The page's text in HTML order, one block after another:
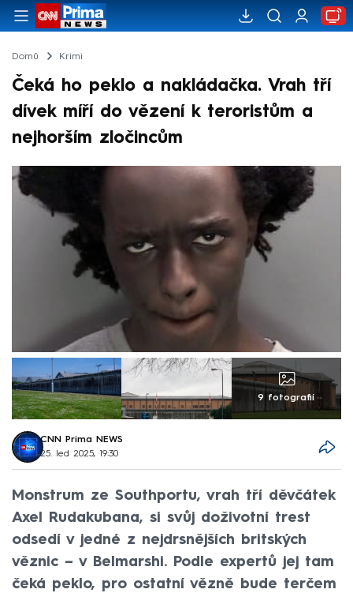
Domů Krimi
Čeká ho peklo a nakládačka. Vrah tří
dívek míří do vězení k teroristům a
nejhorším zločincům
9 fotografií
CNN Prima NEWS
25. led 2025, 19:30
Monstrum ze Southportu, vrah tří děvčátek
Axel Rudakubana, si svůj doživotní trest
odsedí v jedné z nejdrsnějších britských
věznic – v Belmarshi. Podle expertů jej tam
čeká peklo, pro ostatní vězně bude terčem